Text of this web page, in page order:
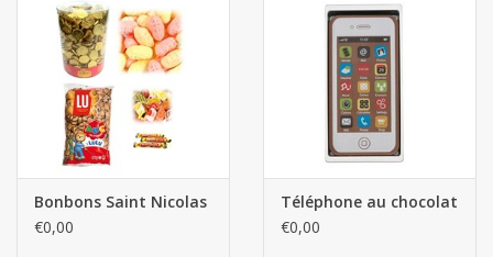
Bonbons Saint Nicolas
€0,00
Téléphone au chocolat
€0,00